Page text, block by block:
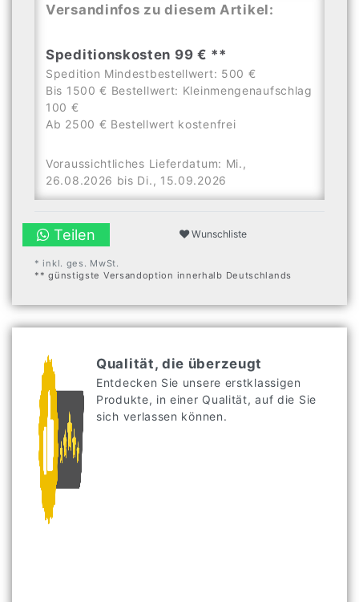
Versandinfos zu diesem Artikel:
Speditionskosten 99 € **
Spedition Mindestbestellwert: 500 €
Bis 1500 € Bestellwert: Kleinmengenaufschlag
100 €
Ab 2500 € Bestellwert kostenfrei
Voraussichtliches Lieferdatum: Mi.,
26.08.2026 bis Di., 15.09.2026
Teilen Wunschliste
* inkl. ges. MwSt.
** günstigste Versandoption innerhalb Deutschlands
Qualität, die überzeugt
Entdecken Sie unsere erstklassigen
Produkte, in einer Qualität, auf die Sie
sich verlassen können.